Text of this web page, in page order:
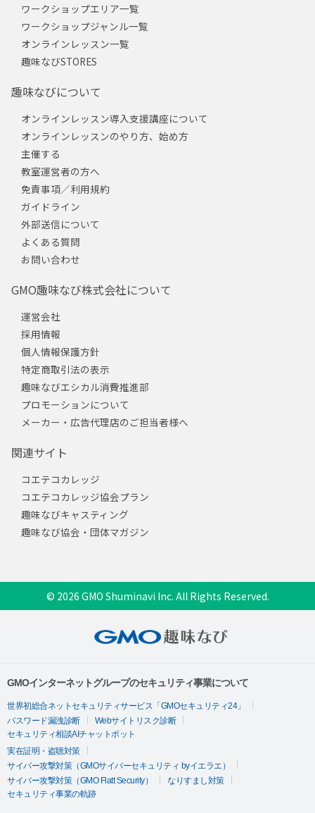
ワークショップエリア一覧
ワークショップジャンル一覧
オンラインレッスン一覧
趣味なびSTORES
趣味なびについて
オンラインレッスン導入支援講座について
オンラインレッスンのやり方、始め方
主催する
教室運営者の方へ
免責事項／利用規約
ガイドライン
外部送信について
よくある質問
お問い合わせ
GMO趣味なび株式会社について
運営会社
採用情報
個人情報保護方針
特定商取引法の表示
趣味なびエシカル消費推進部
プロモーションについて
メーカー・広告代理店のご担当者様へ
関連サイト
コエテコカレッジ
コエテコカレッジ協会プラン
趣味なびキャスティング
趣味なび協会・団体マガジン
© 2026 GMO Shuminavi Inc. All Rights Reserved.